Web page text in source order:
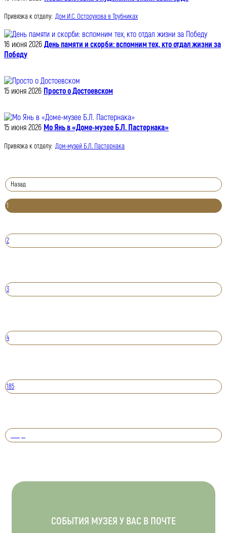
Привязка к отделу: Дом И.С. Остроухова в Трубниках
16 июня 2026 День памяти и скорби: вспомним тех, кто отдал жизни за
Победу
15 июня 2026 Просто о Достоевском
15 июня 2026 Мо Янь в «Доме-музее Б.Л. Пастернака»
Привязка к отделу: Дом-музей Б.Л. Пастернака
Назад
1
2
3
4
185
СОБЫТИЯ МУЗЕЯ У ВАС В ПОЧТЕ